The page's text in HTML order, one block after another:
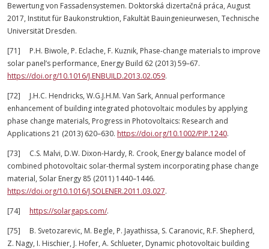
Bewertung von Fassadensystemen. Doktorská dizertačná práca, August
2017, Institut für Baukonstruktion, Fakultät Bauingenieurwesen, Technische
Universität Dresden.
[71] P.H. Biwole, P. Eclache, F. Kuznik, Phase-change materials to improve
solar panel’s performance, Energy Build 62 (2013) 59–67.
https://doi.org/10.1016/J.ENBUILD.2013.02.059.
[72] J.H.C. Hendricks, W.G.J.H.M. Van Sark, Annual performance
enhancement of building integrated photovoltaic modules by applying
phase change materials, Progress in Photovoltaics: Research and
Applications 21 (2013) 620–630. https://doi.org/10.1002/PIP.1240.
[73] C.S. Malvi, D.W. Dixon-Hardy, R. Crook, Energy balance model of
combined photovoltaic solar-thermal system incorporating phase change
material, Solar Energy 85 (2011) 1440–1446.
https://doi.org/10.1016/J.SOLENER.2011.03.027.
[74] https://solargaps.com/.
[75] B. Svetozarevic, M. Begle, P. Jayathissa, S. Caranovic, R.F. Shepherd,
Z. Nagy, I. Hischier, J. Hofer, A. Schlueter, Dynamic photovoltaic building